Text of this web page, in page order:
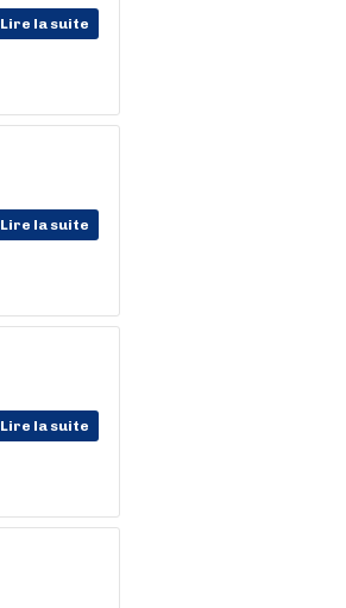
Lire la suite
Lire la suite
Lire la suite